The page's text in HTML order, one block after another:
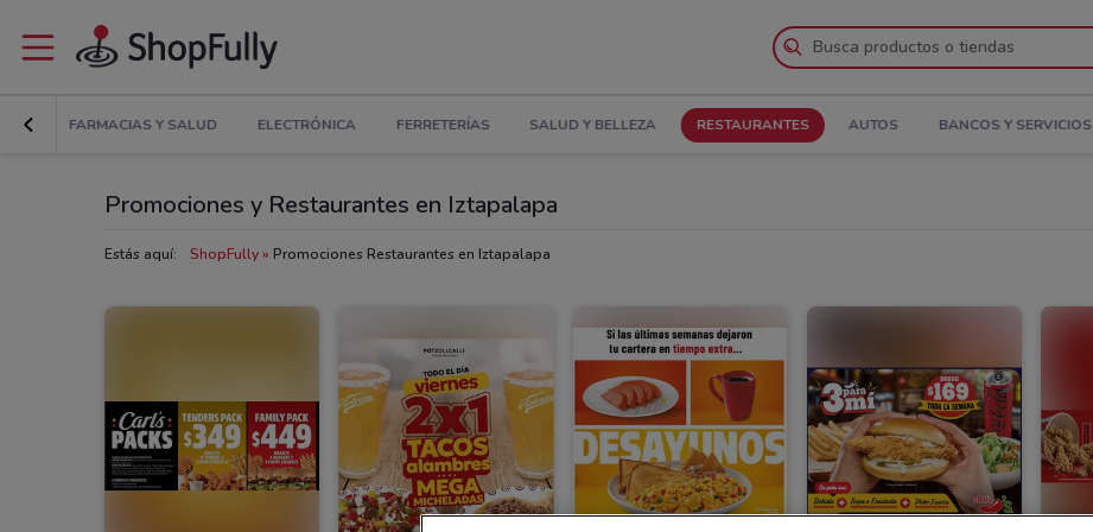
FARMACIAS Y SALUD ELECTRÓNICA FERRETERÍAS SALUD Y BELLEZA RESTAURANTES AUTOS BANCOS Y SERVICIOS
Promociones y Restaurantes en Iztapalapa
Estás aquí: ShopFully Promociones Restaurantes en Iztapalapa